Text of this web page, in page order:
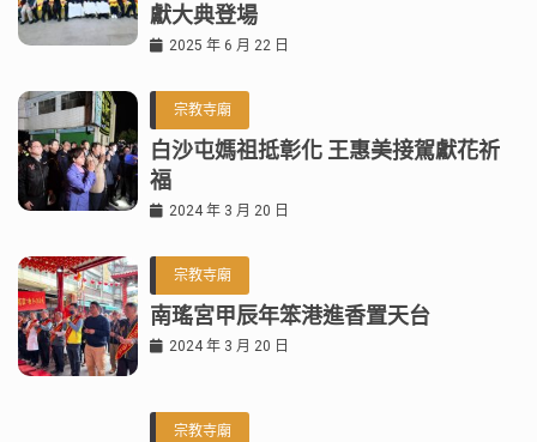
獻大典登場
2025 年 6 月 22 日
宗教寺廟
白沙屯媽祖抵彰化 王惠美接駕獻花祈
福
2024 年 3 月 20 日
宗教寺廟
南瑤宮甲辰年笨港進香置天台
2024 年 3 月 20 日
宗教寺廟